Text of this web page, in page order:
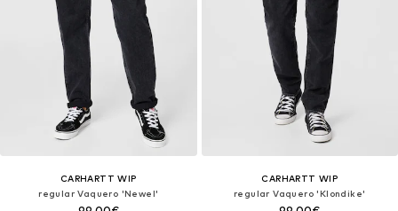
CARHARTT WIP
regular Vaquero 'Newel'
CARHARTT WIP
regular Vaquero 'Klondike'